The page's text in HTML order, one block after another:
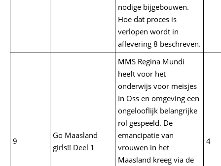
nodige bijgebouwen.
Hoe dat proces is
verlopen wordt in
aflevering 8 beschreven.
9
Go Maasland
girls!! Deel 1
MMS Regina Mundi
heeft voor het
onderwijs voor meisjes
In Oss en omgeving een
ongelooflijk belangrijke
rol gespeeld. De
emancipatie van
vrouwen in het
Maasland kreeg via de
4